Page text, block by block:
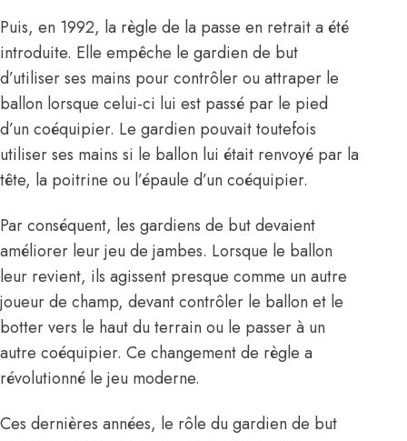
Puis, en 1992, la règle de la passe en retrait a été
introduite. Elle empêche le gardien de but
d’utiliser ses mains pour contrôler ou attraper le
ballon lorsque celui-ci lui est passé par le pied
d’un coéquipier. Le gardien pouvait toutefois
utiliser ses mains si le ballon lui était renvoyé par la
tête, la poitrine ou l’épaule d’un coéquipier.
Par conséquent, les gardiens de but devaient
améliorer leur jeu de jambes. Lorsque le ballon
leur revient, ils agissent presque comme un autre
joueur de champ, devant contrôler le ballon et le
botter vers le haut du terrain ou le passer à un
autre coéquipier. Ce changement de règle a
révolutionné le jeu moderne.
Ces dernières années, le rôle du gardien de but